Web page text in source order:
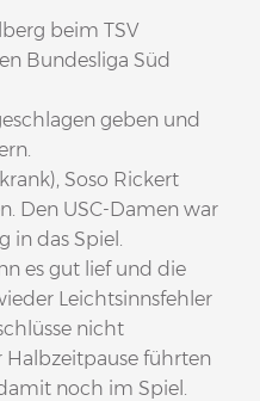
beim TSV
Bundesliga Süd
geben und
Soso Rickert
Den USC-Damen war
in das Spiel.
es gut lief und die
Leichtsinnsfehler
nicht
Halbzeitpause führten
noch im Spiel.